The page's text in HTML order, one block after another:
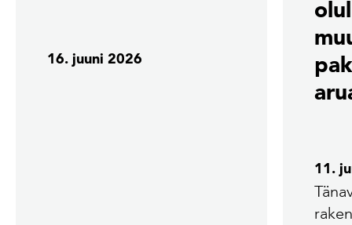
16. juuni 2026
11.